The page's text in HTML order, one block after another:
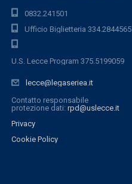
0832.241501
Ufficio Biglietteria 334.2844565
U.S. Lecce Program 375.5199059
lecce@legaseriea.it
Contatto responsabile
protezione dati: rpd@uslecce.it
Privacy
Cookie Policy